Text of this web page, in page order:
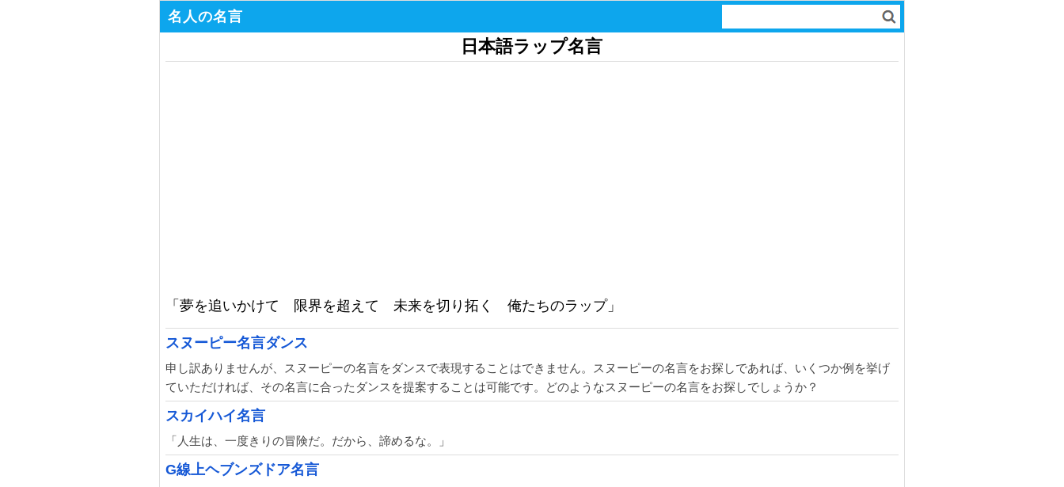
名人の名言
日本語ラップ名言
「夢を追いかけて 限界を超えて 未来を切り拓く 俺たちのラップ」
スヌーピー名言ダンス
申し訳ありませんが、スヌーピーの名言をダンスで表現することはできません。スヌーピーの名言をお探しであれば、いくつか例を挙げ
ていただければ、その名言に合ったダンスを提案することは可能です。どのようなスヌーピーの名言をお探しでしょうか？
スカイハイ名言
「人生は、一度きりの冒険だ。だから、諦めるな。」
G線上ヘブンズドア名言